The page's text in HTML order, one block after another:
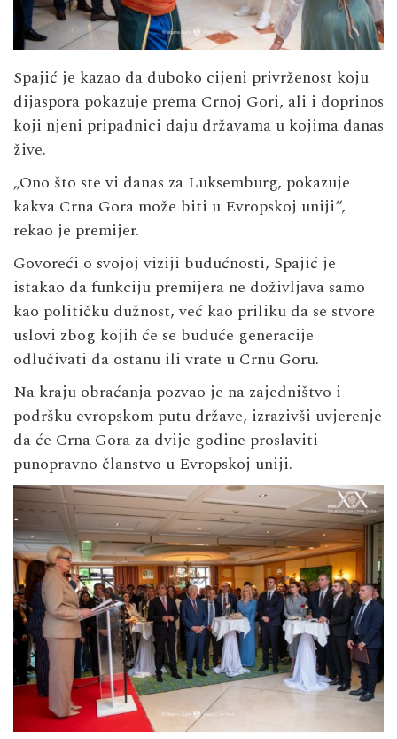
Spajić je kazao da duboko cijeni privrženost koju
dijaspora pokazuje prema Crnoj Gori, ali i doprinos
koji njeni pripadnici daju državama u kojima danas
žive.
„Ono što ste vi danas za Luksemburg, pokazuje
kakva Crna Gora može biti u Evropskoj uniji“,
rekao je premijer.
Govoreći o svojoj viziji budućnosti, Spajić je
istakao da funkciju premijera ne doživljava samo
kao političku dužnost, već kao priliku da se stvore
uslovi zbog kojih će se buduće generacije
odlučivati da ostanu ili vrate u Crnu Goru.
Na kraju obraćanja pozvao je na zajedništvo i
podršku evropskom putu države, izrazivši uvjerenje
da će Crna Gora za dvije godine proslaviti
punopravno članstvo u Evropskoj uniji.